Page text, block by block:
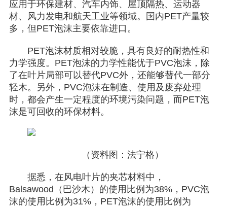
应用于环保建材、汽车内饰、屋顶隔热、运动器
材、风力发电和航天工业等领域。国内PET产量较
多，但PET泡沫主要依靠进口。
PET泡沫材质相对较脆，具有良好的耐热性和
力学强度。PET泡沫的力学性能优于PVC泡沫，除
了在叶片局部可以替代PVC外，还能够替代一部分
轻木。另外，PVC泡沫在制造、使用及废弃处理
时，都会产生一定程度的环境污染问题，而PET泡
沫是可回收的环保材料。
（资料图：法宁格）
据悉，在风电叶片的夹芯材料中，
Balsawood（巴沙木）的使用比例为38%，PVC泡
沫的使用比例为31%，PET泡沫的使用比例为